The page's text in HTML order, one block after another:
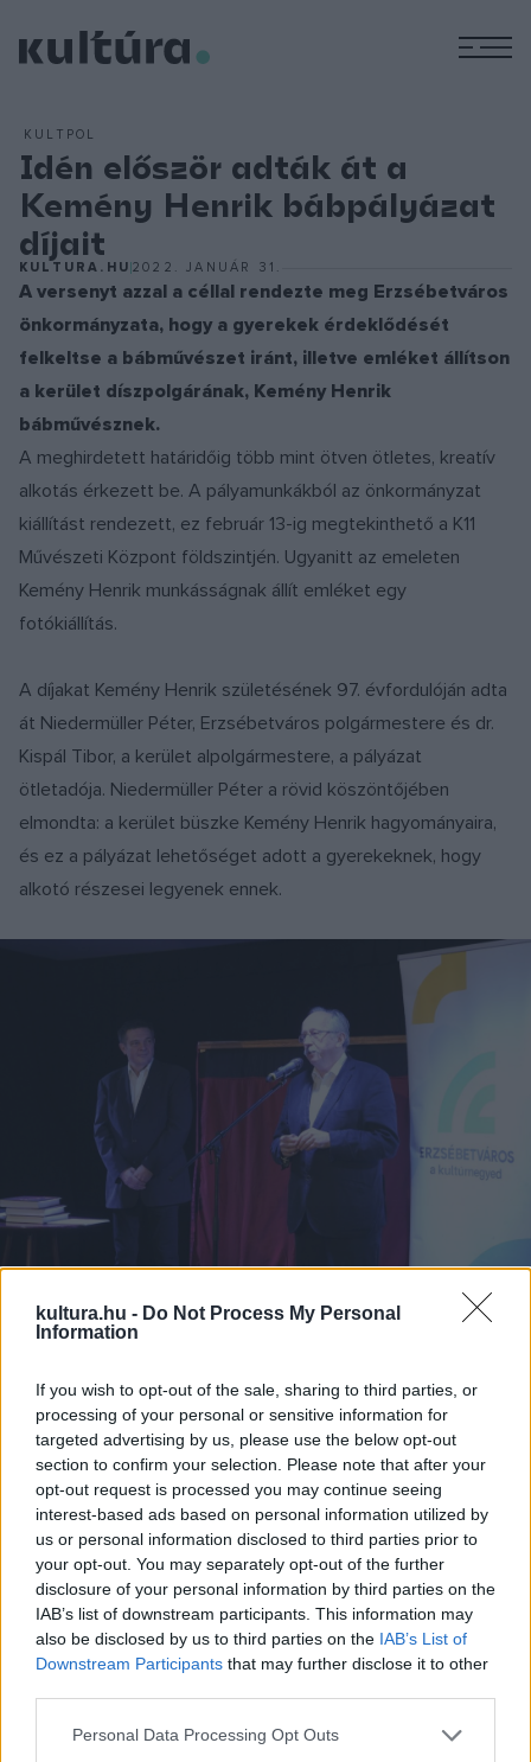
kultura.hu - Do Not Process My Personal
Information
If you wish to opt-out of the sale, sharing to third parties, or
processing of your personal or sensitive information for
targeted advertising by us, please use the below opt-out
section to confirm your selection. Please note that after your
opt-out request is processed you may continue seeing
interest-based ads based on personal information utilized by
us or personal information disclosed to third parties prior to
your opt-out. You may separately opt-out of the further
disclosure of your personal information by third parties on the
IAB’s list of downstream participants. This information may
also be disclosed by us to third parties on the IAB’s List of
Downstream Participants that may further disclose it to other
Please note that this website/app uses one or more Google
Personal Data Processing Opt Outs
KULTPOL
Idén először adták át a
Kemény Henrik bábpályázat
díjait
KULTURA.HU 2022. JANUÁR 31.
A versenyt azzal a céllal rendezte meg Erzsébetváros
önkormányzata, hogy a gyerekek érdeklődését
felkeltse a bábművészet iránt, illetve emléket állítson
a kerület díszpolgárának, Kemény Henrik
bábművésznek.
A meghirdetett határidőig több mint ötven ötletes, kreatív
alkotás érkezett be. A pályamunkákból az önkormányzat
kiállítást rendezett, ez február 13-ig megtekinthető a K11
Művészeti Központ földszintjén. Ugyanitt az emeleten
Kemény Henrik munkásságnak állít emléket egy
fotókiállítás.
A díjakat Kemény Henrik születésének 97. évfordulóján adta
át Niedermüller Péter, Erzsébetváros polgármestere és dr.
Kispál Tibor, a kerület alpolgármestere, a pályázat
ötletadója. Niedermüller Péter a rövid köszöntőjében
elmondta: a kerület büszke Kemény Henrik hagyományaira,
és ez a pályázat lehetőséget adott a gyerekeknek, hogy
alkotó részesei legyenek ennek.
A polgármester külön kiemelte: fontos, hogy a gyerekek is
megismerjék az összetartozás érzését; a család, az óvoda,
iskola mellett megértsék, mit jelent a kerületben élők
közösségéhez tartozni.
Kispál Tibor elmesélte, személyes jó barátságban volt
Kemény Henrikkel, aki alig 10 éves volt, amikor Vitéz László
bábfiguráját megalkotta. „Az erzsébetvárosi alkotó
gyerekek talán néhány évvel fiatalabbak vagy idősebbek, de
már most kiváló bábokat alkottak, és nem tudhatjuk, nincs-e
köztük máris egy olyan, ami maradandó. A lehetőség
ugyanis minden gyermekben ott van” – mondta el az